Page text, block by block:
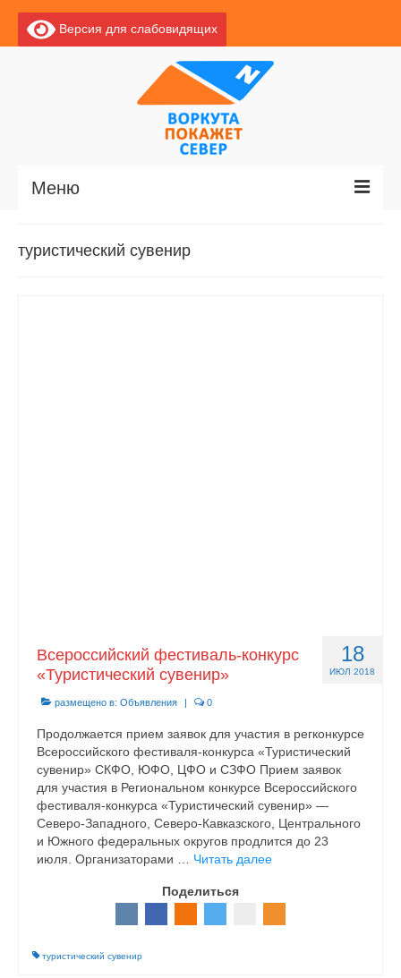
Версия для слабовидящих
Меню
туристический сувенир
18
ИЮЛ 2018
Всероссийский фестиваль-конкурс
«Туристический сувенир»
размещено в: Объявления | 0
Продолжается прием заявок для участия в регконкурсе
Всероссийского фестиваля-конкурса «Туристический
сувенир» СКФО, ЮФО, ЦФО и СЗФО Прием заявок
для участия в Региональном конкурсе Всероссийского
фестиваля-конкурса «Туристический сувенир» —
Северо-Западного, Северо-Кавказского, Центрального
и Южного федеральных округов продлится до 23
июля. Организаторами … Читать далее
Поделиться
туристический сувенир